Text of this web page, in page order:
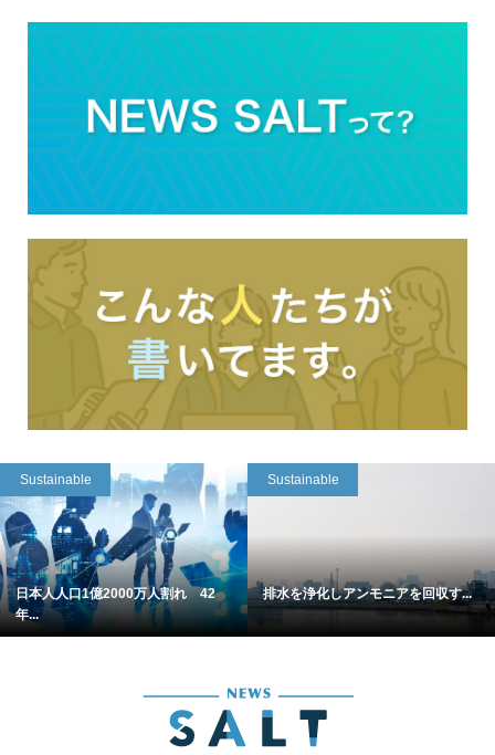
Sustainable
日本人人口1億2000万人割れ 42
年...
Sustainable
排水を浄化しアンモニアを回収す...